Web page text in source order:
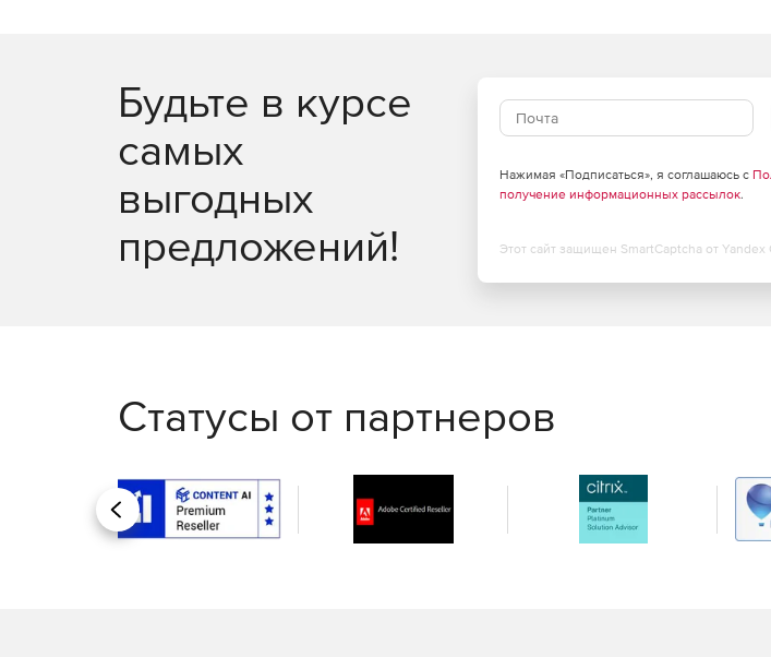
Будьте в курсе
самых
выгодных
предложений!
Нажимая «Подписаться», я соглашаюсь с
получение информационных рассылок.
Этот сайт защищен SmartCaptcha от Yandex
Статусы от партнеров
Назад